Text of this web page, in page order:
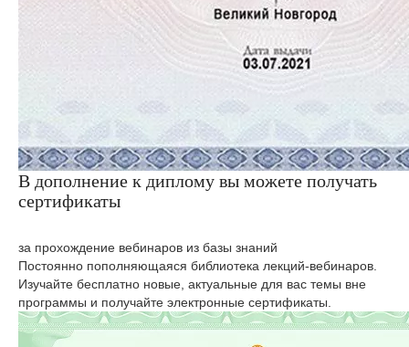
В дополнение к диплому вы можете получать
сертификаты
за прохождение вебинаров из базы знаний
Постоянно пополняющаяся библиотека лекций-вебинаров.
Изучайте бесплатно новые, актуальные для вас темы вне
программы и получайте электронные сертификаты.